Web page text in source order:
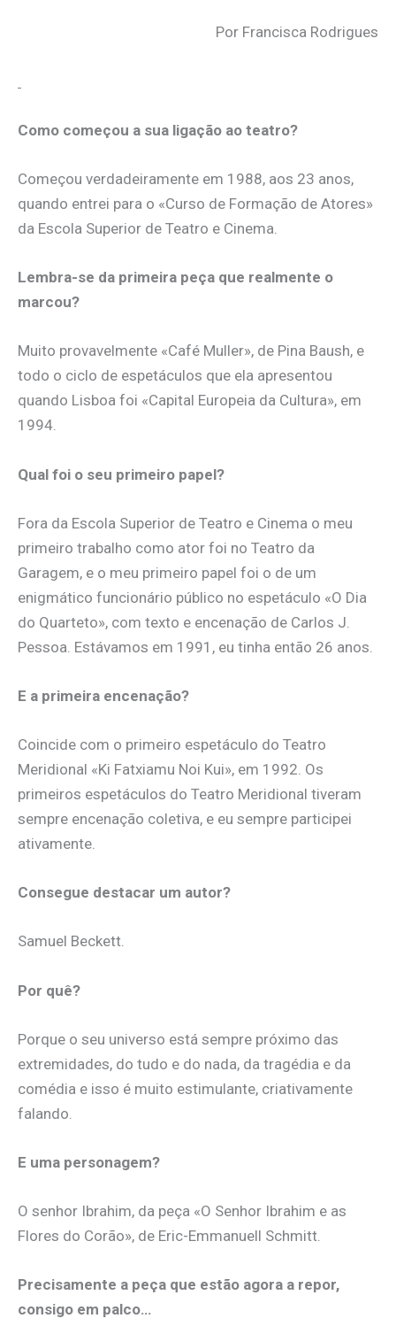
Por Francisca Rodrigues
Como começou a sua ligação ao teatro?
Começou verdadeiramente em 1988, aos 23 anos,
quando entrei para o «Curso de Formação de Atores»
da Escola Superior de Teatro e Cinema.
Lembra-se da primeira peça que realmente o
marcou?
Muito provavelmente «Café Muller», de Pina Baush, e
todo o ciclo de espetáculos que ela apresentou
quando Lisboa foi «Capital Europeia da Cultura», em
1994.
Qual foi o seu primeiro papel?
Fora da Escola Superior de Teatro e Cinema o meu
primeiro trabalho como ator foi no Teatro da
Garagem, e o meu primeiro papel foi o de um
enigmático funcionário público no espetáculo «O Dia
do Quarteto», com texto e encenação de Carlos J.
Pessoa. Estávamos em 1991, eu tinha então 26 anos.
E a primeira encenação?
Coincide com o primeiro espetáculo do Teatro
Meridional «Ki Fatxiamu Noi Kui», em 1992. Os
primeiros espetáculos do Teatro Meridional tiveram
sempre encenação coletiva, e eu sempre participei
ativamente.
Consegue destacar um autor?
Samuel Beckett.
Por quê?
Porque o seu universo está sempre próximo das
extremidades, do tudo e do nada, da tragédia e da
comédia e isso é muito estimulante, criativamente
falando.
E uma personagem?
O senhor Ibrahim, da peça «O Senhor Ibrahim e as
Flores do Corão», de Eric-Emmanuell Schmitt.
Precisamente a peça que estão agora a repor,
consigo em palco…